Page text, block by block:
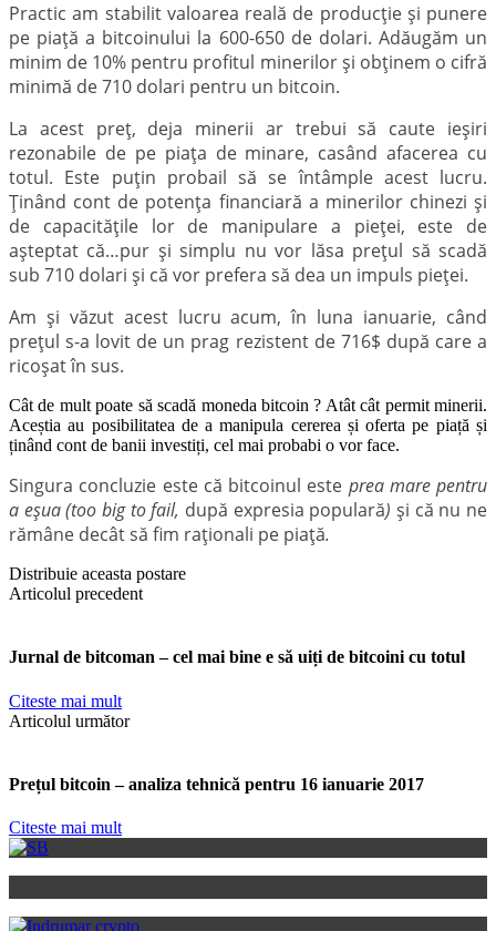
Practic am stabilit valoarea reală de producție și punere
pe piață a bitcoinului la 600-650 de dolari. Adăugăm un
minim de 10% pentru profitul minerilor și obținem o cifră
minimă de 710 dolari pentru un bitcoin.
La acest preț, deja minerii ar trebui să caute ieșiri
rezonabile de pe piața de minare, casând afacerea cu
totul. Este puțin probail să se întâmple acest lucru.
Ținând cont de potența financiară a minerilor chinezi și
de capacitățile lor de manipulare a pieței, este de
așteptat că…pur și simplu nu vor lăsa prețul să scadă
sub 710 dolari și că vor prefera să dea un impuls pieței.
Am și văzut acest lucru acum, în luna ianuarie, când
prețul s-a lovit de un prag rezistent de 716$ după care a
ricoșat în sus.
Cât de mult poate să scadă moneda bitcoin ? Atât cât permit minerii.
Aceștia au posibilitatea de a manipula cererea și oferta pe piață și
ținând cont de banii investiți, cel mai probabi o vor face.
Singura concluzie este că bitcoinul este prea mare pentru
a eșua (too big to fail, după expresia populară)și că nu ne
rămâne decât să fim raționali pe piață.
Distribuie aceasta postare
Articolul precedent
Jurnal de bitcoman – cel mai bine e să uiți de bitcoini cu totul
Citeste mai mult
Articolul următor
Prețul bitcoin – analiza tehnică pentru 16 ianuarie 2017
Citeste mai mult